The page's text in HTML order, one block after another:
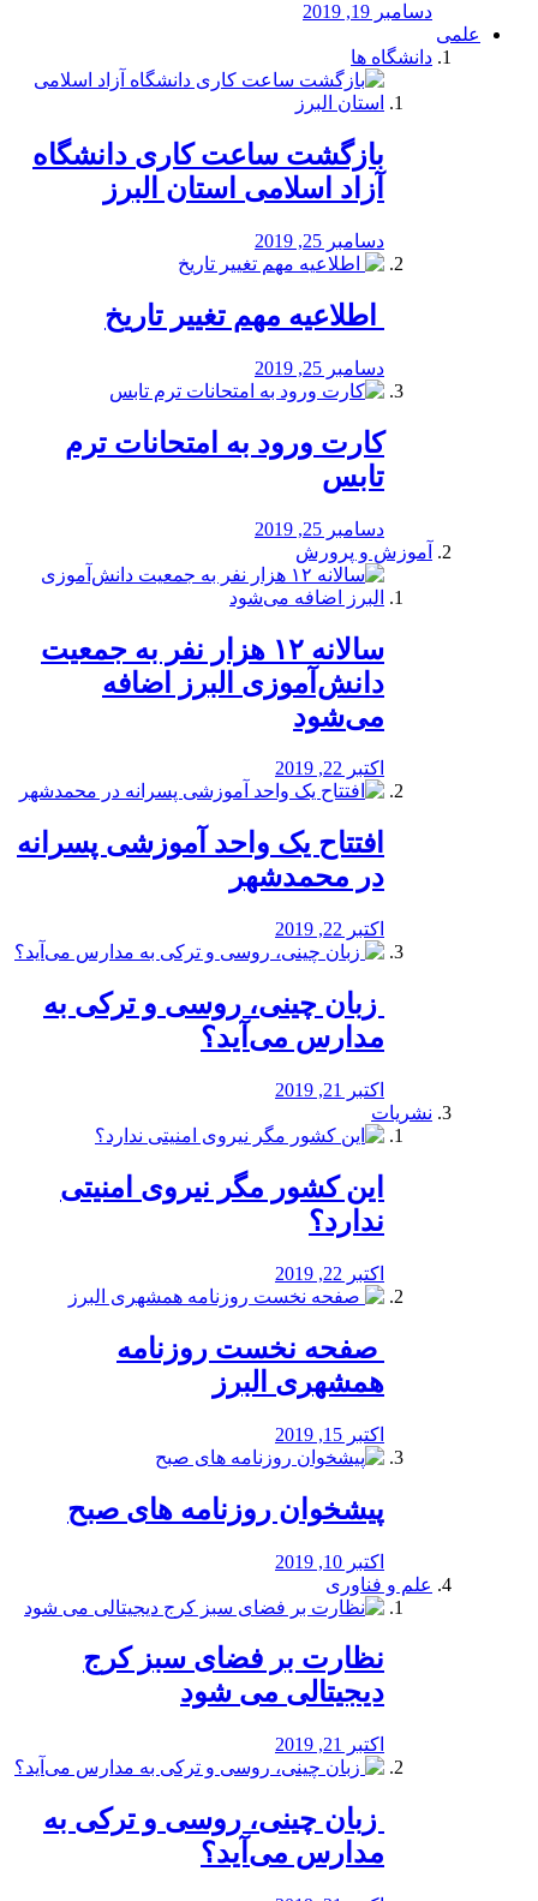
دسامبر 19, 2019
علمی
دانشگاه ها
بازگشت ساعت کاری دانشگاه
آزاد اسلامی استان البرز
دسامبر 25, 2019
️ اطلاعیه مهم تغییر تاریخ
دسامبر 25, 2019
کارت ورود به امتحانات ترم
تابس
دسامبر 25, 2019
آموزش و پرورش
️سالانه ۱۲ هزار نفر به جمعیت
دانش‌آموزی البرز اضافه
می‌شود
اکتبر 22, 2019
افتتاح یک واحد آموزشی پسرانه
در محمدشهر
اکتبر 22, 2019
️ زبان چینی، روسی و ترکی به
مدارس می‌آید؟
اکتبر 21, 2019
نشریات
این کشور مگر نیروی امنیتی
ندارد؟
اکتبر 22, 2019
️ صفحه نخست روزنامه‌
همشهری البرز
اکتبر 15, 2019
پیشخوان روزنامه های صبح
اکتبر 10, 2019
علم و فناوری
نظارت بر فضای سبز کرج
دیجیتالی می شود
اکتبر 21, 2019
️ زبان چینی، روسی و ترکی به
مدارس می‌آید؟